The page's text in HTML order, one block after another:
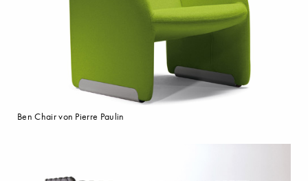
Ben Chair von Pierre Paulin